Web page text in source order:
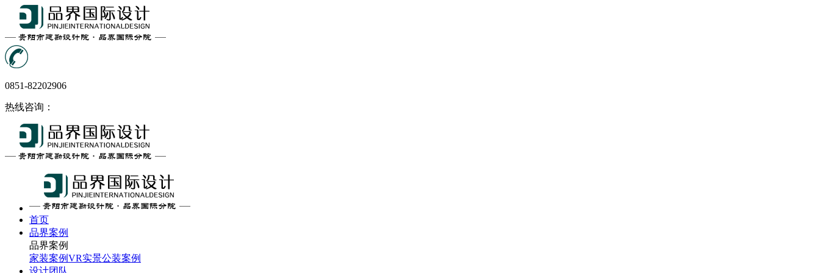
0851-82202906
热线咨询：
首页
品界案例
品界案例
家装案例VR实景公装案例
设计团队